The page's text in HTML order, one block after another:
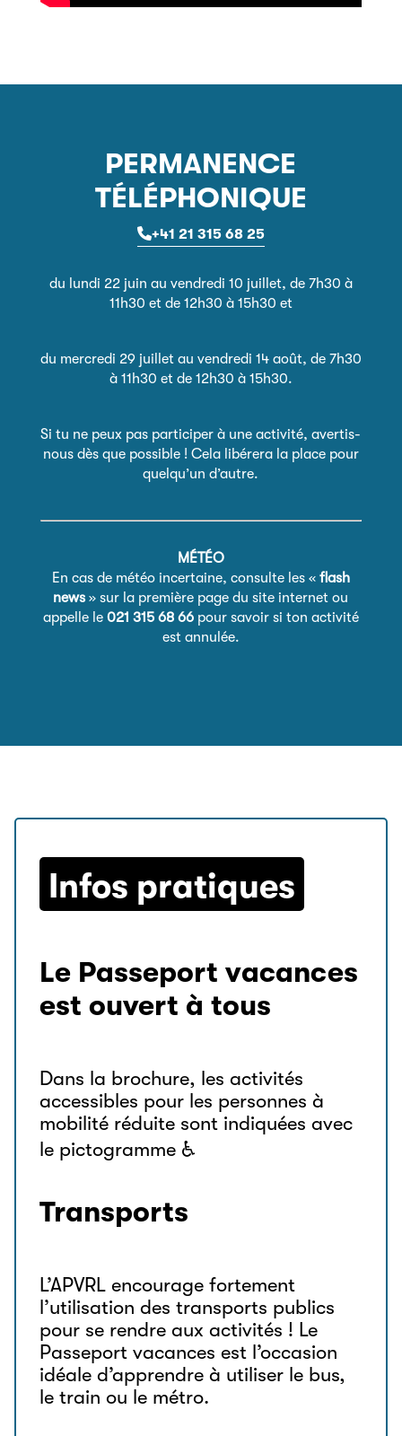
PERMANENCE
TÉLÉPHONIQUE
+41 21 315 68 25
du lundi 22 juin au vendredi 10 juillet, de 7h30 à
11h30 et de 12h30 à 15h30 et
du mercredi 29 juillet au vendredi 14 août, de 7h30
à 11h30 et de 12h30 à 15h30.
Si tu ne peux pas participer à une activité, avertis-
nous dès que possible ! Cela libérera la place pour
quelqu’un d’autre.
MÉTÉO
En cas de météo incertaine, consulte les « flash
news» sur la première page du site internet ou
appelle le 021 315 68 66pour savoir si ton activité
est annulée.
Infos pratiques
Le Passeport vacances
est ouvert à tous
Dans la brochure, les activités
accessibles pour les personnes à
mobilité réduite sont indiquées avec
le pictogramme ♿
Transports
L’APVRL encourage fortement
l’utilisation des transports publics
pour se rendre aux activités ! Le
Passeport vacances est l’occasion
idéale d’apprendre à utiliser le bus,
le train ou le métro.